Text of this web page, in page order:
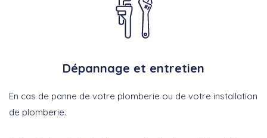
Dépannage et entretien
En cas de panne de votre plomberie ou de votre installation
de plomberie.